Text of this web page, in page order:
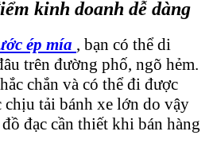
kinh doanh dễ dàng
ép mía , bạn có thể di
trên đường phố, ngõ hẻm.
chắn và có thể đi được
chịu tải bánh xe lớn do vậy
đạc cần thiết khi bán hàng